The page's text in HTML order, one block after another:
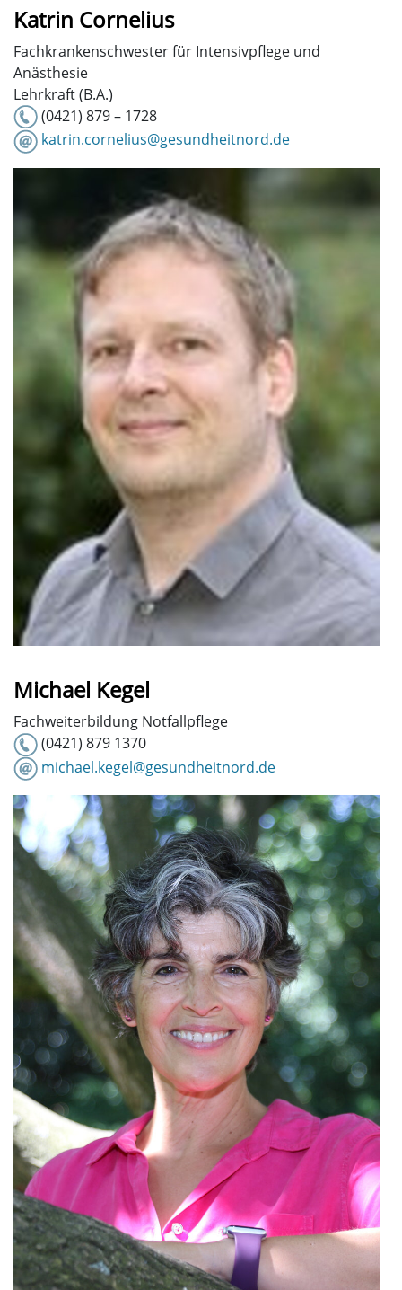
Katrin Cornelius
Fachkrankenschwester für Intensivpflege und
Anästhesie
Lehrkraft (B.A.)
(0421) 879 – 1728
katrin.cornelius@gesundheitnord.de
Michael Kegel
Fachweiterbildung Notfallpflege
(0421) 879 1370
michael.kegel@gesundheitnord.de